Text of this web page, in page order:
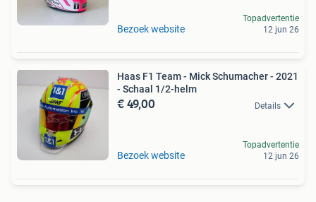
Bezoek website
Topadvertentie
12 jun 26
Haas F1 Team - Mick Schumacher - 2021
- Schaal 1/2-helm
€ 49,00 Details
Bezoek website
Topadvertentie
12 jun 26